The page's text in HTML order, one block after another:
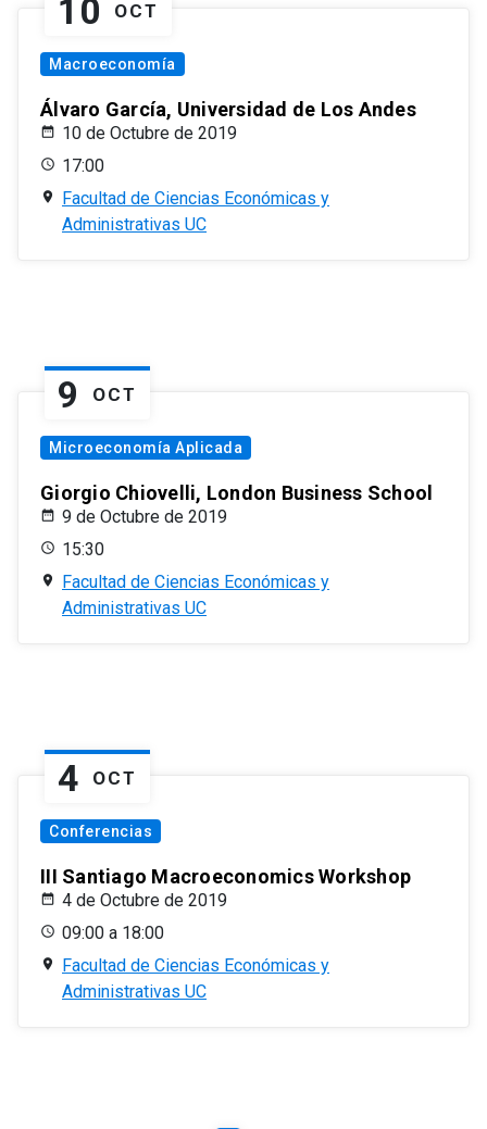
10 OCT
Macroeconomía
Álvaro García, Universidad de Los Andes
10 de Octubre de 2019
17:00
Facultad de Ciencias Económicas y
Administrativas UC
9 OCT
Microeconomía Aplicada
Giorgio Chiovelli, London Business School
9 de Octubre de 2019
15:30
Facultad de Ciencias Económicas y
Administrativas UC
4 OCT
Conferencias
III Santiago Macroeconomics Workshop
4 de Octubre de 2019
09:00 a 18:00
Facultad de Ciencias Económicas y
Administrativas UC